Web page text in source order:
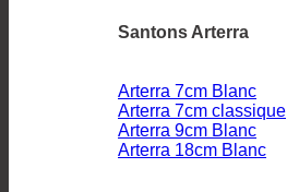
Santons Arterra
Arterra 7cm Blanc
Arterra 7cm classique
Arterra 9cm Blanc
Arterra 18cm Blanc